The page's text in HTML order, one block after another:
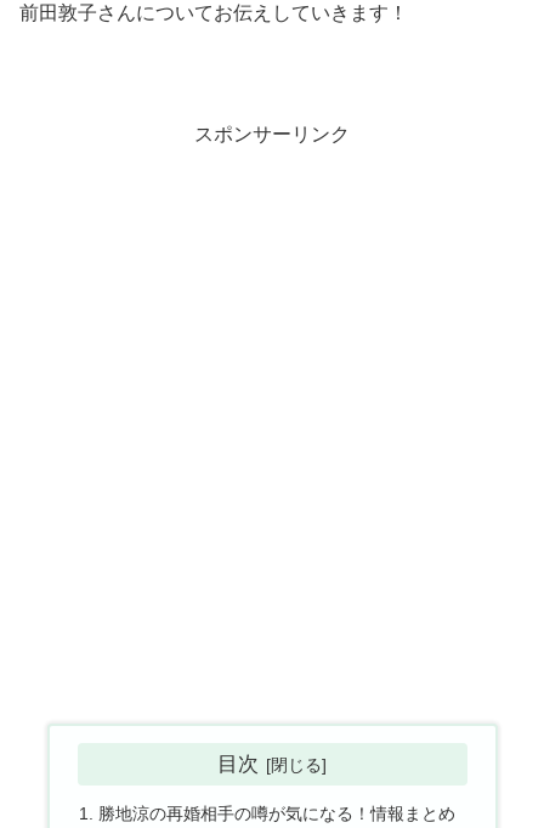
前田敦子さんについてお伝えしていきます！
スポンサーリンク
目次
勝地涼の再婚相手の噂が気になる！情報まとめ